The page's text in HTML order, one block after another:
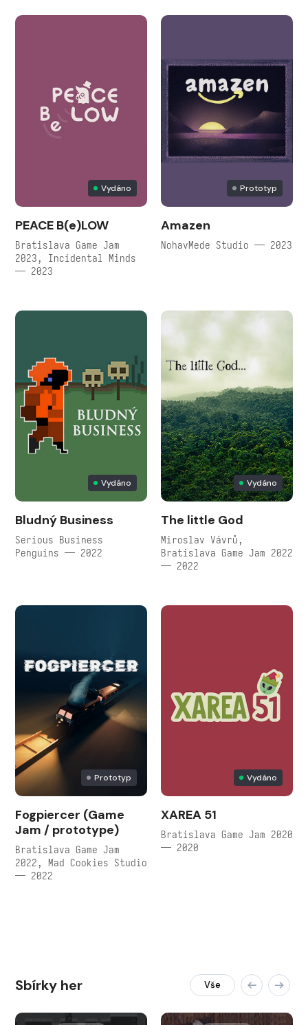
Vydáno
PEACE B(e)LOW
Bratislava Game Jam
2023, Incidental Minds
— 2023
Prototyp
Amazen
NohavMede Studio — 2023
Vydáno
Bludný Business
Serious Business
Penguins — 2022
Vydáno
The little God
Miroslav Vávrů,
Bratislava Game Jam 2022
— 2022
Prototyp
Fogpiercer (Game
Jam / prototype)
Bratislava Game Jam
2022, Mad Cookies Studio
— 2022
Vydáno
XAREA 51
Bratislava Game Jam 2020
— 2020
Sbírky her Vše